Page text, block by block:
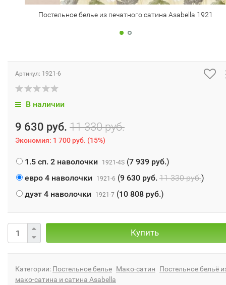
Постельное белье из печатного сатина Asabella 1921
Артикул: 1921-6
В наличии
9 630 руб. 11 330 руб.
Экономия: 1 700 руб. (15%)
1.5 сп. 2 наволочки 1921-4S (7 939 руб.)
евро 4 наволочки
1921-6 (9 630 руб. 11 330 руб.)
дуэт 4 наволочки
1921-7 (10 808 руб.)
Купить
Категории: Постельное белье Мако-сатин
Постельное бельё
мако-сатина и сатина Asabella